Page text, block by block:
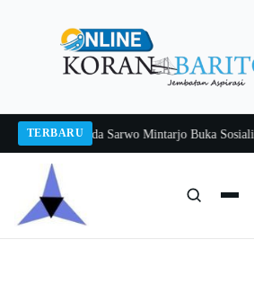
TERBARU
2026Pj Sekda Sarwo Mintarjo Buka Sosialisasi